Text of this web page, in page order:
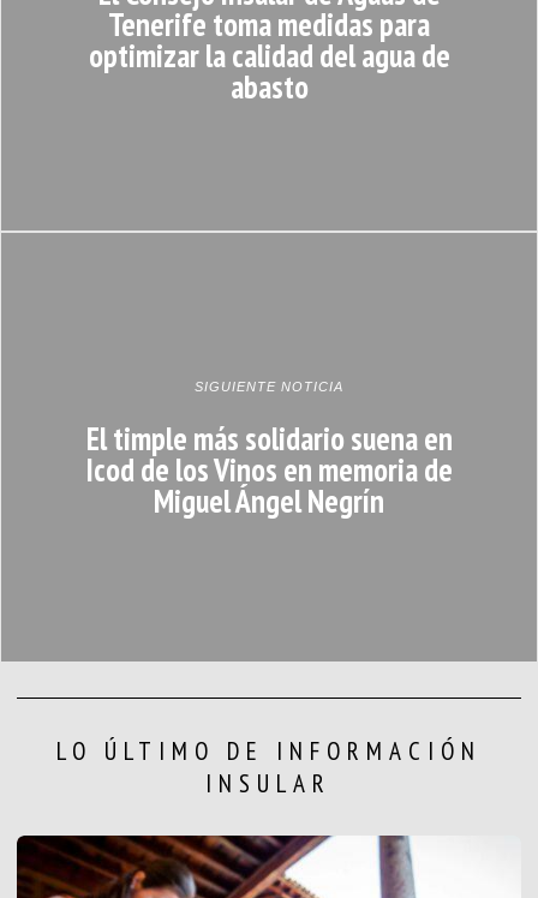
Tenerife toma medidas para
optimizar la calidad del agua de
abasto
SIGUIENTE NOTICIA
El timple más solidario suena en
Icod de los Vinos en memoria de
Miguel Ángel Negrín
LO ÚLTIMO DE INFORMACIÓN
INSULAR